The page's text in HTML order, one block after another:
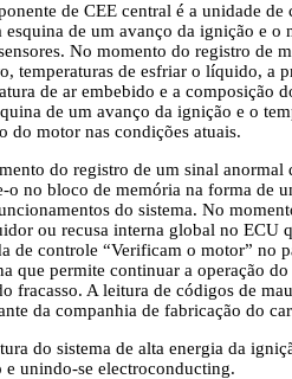
de CEE central é a unidade
esquina de um avanço da ignição e
No momento do registro de
temperaturas de esfriar o líquido, a
de ar embebido e a composição
de um avanço da ignição e o
do motor nas condições atuais.
do registro de um sinal anormal
o no bloco de memória na forma de
do sistema. No
ou recusa interna global no ECU
de controle “Verificam o motor” no
que permite continuar a operação
fracasso. A leitura de códigos de
da companhia de fabricação do
do sistema de alta energia da
e unindo-se electroconducting.